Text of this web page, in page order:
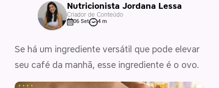
Nutricionista Jordana Lessa
Criador de Conteúdo
06 Set 4 m
Se há um ingrediente versátil que pode elevar
seu café da manhã, esse ingrediente é o ovo.